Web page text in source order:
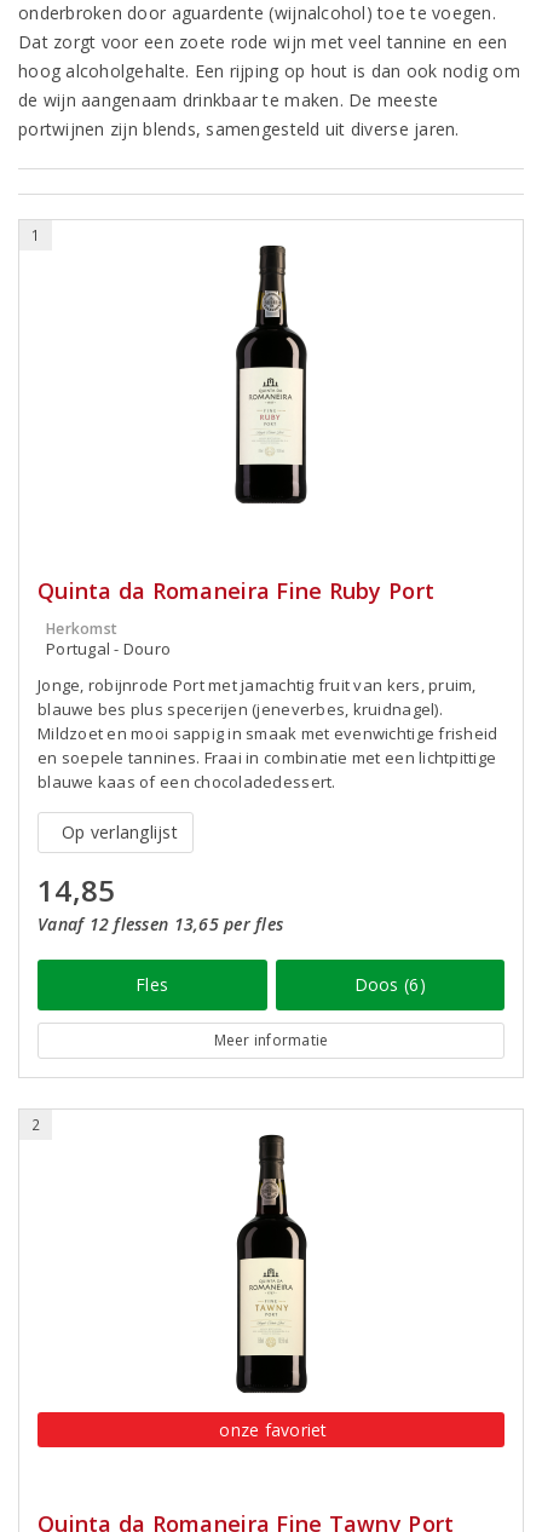
onderbroken door aguardente (wijnalcohol) toe te voegen.
Dat zorgt voor een zoete rode wijn met veel tannine en een
hoog alcoholgehalte. Een rijping op hout is dan ook nodig om
de wijn aangenaam drinkbaar te maken. De meeste
portwijnen zijn blends, samengesteld uit diverse jaren.
1
Quinta da Romaneira Fine Ruby Port
Herkomst
Portugal - Douro
Jonge, robijnrode Port met jamachtig fruit van kers, pruim,
blauwe bes plus specerijen (jeneverbes, kruidnagel).
Mildzoet en mooi sappig in smaak met evenwichtige frisheid
en soepele tannines. Fraai in combinatie met een lichtpittige
blauwe kaas of een chocoladedessert.
Op verlanglijst
14,85
Vanaf 12 flessen 13,65 per fles
Fles Doos (6)
Meer informatie
2
onze favoriet
Quinta da Romaneira Fine Tawny Port